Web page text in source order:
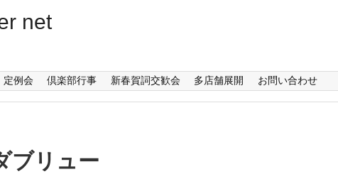
net
定例会 倶楽部行事 新春賀詞交歓会 多店舗展開 お問い合わせ
ブリュー